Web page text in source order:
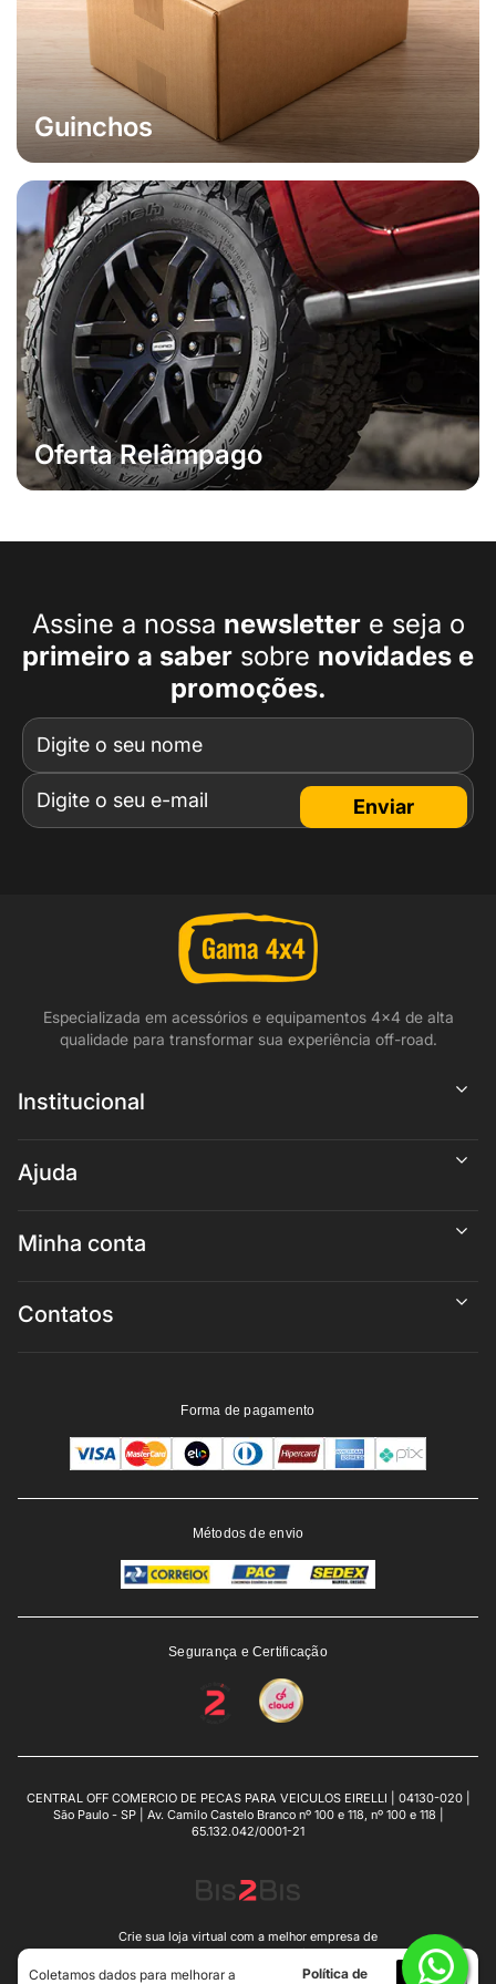
Coletamos dados para melhorar a
Política de
Eu
Guinchos
Oferta Relâmpago
Assine a nossa newslettere seja o
primeiro a saber sobre novidades e
promoções.
Enviar
Especializada em acessórios e equipamentos 4x4 de alta
qualidade para transformar sua experiência off-road.
Institucional
Ajuda
Minha conta
Contatos
Forma de pagamento
Métodos de envio
Segurança e Certificação
CENTRAL OFF COMERCIO DE PECAS PARA VEICULOS EIRELLI | 04130-020 |
São Paulo - SP | Av. Camilo Castelo Branco nº 100 e 118, nº 100 e 118 |
65.132.042/0001-21
Crie sua loja virtual com a melhor empresa de
e-commerce do Brasil.